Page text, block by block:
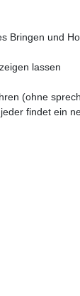
Bringen und
lassen
(ohne
findet ein